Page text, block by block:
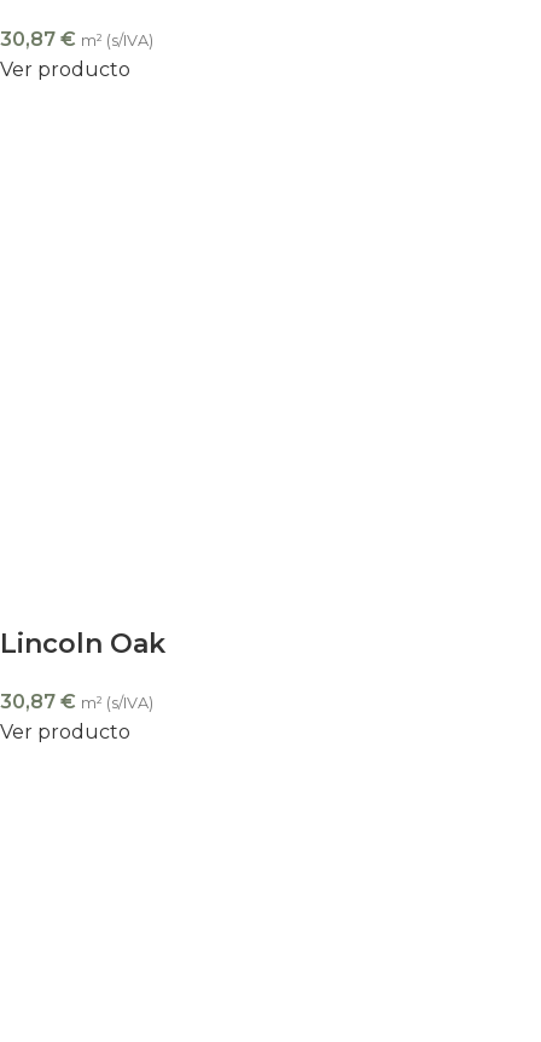
30,87 € m² (s/IVA)
Ver producto
Lincoln Oak
30,87 € m² (s/IVA)
Ver producto